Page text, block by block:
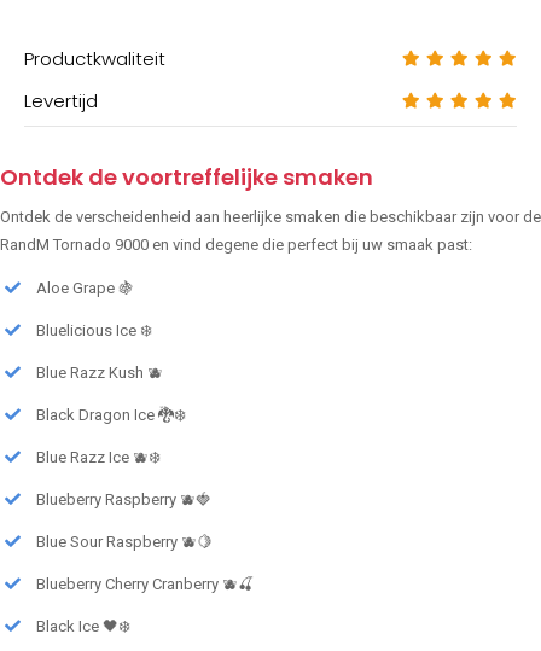
Productkwaliteit
Levertijd
Ontdek de voortreffelijke smaken
Ontdek de verscheidenheid aan heerlijke smaken die beschikbaar zijn voor de
RandM Tornado 9000 en vind degene die perfect bij uw smaak past:
Aloe Grape 🍇
Bluelicious Ice ❄️
Blue Razz Kush 🫐
Black Dragon Ice 🐉❄️
Blue Razz Ice 🫐❄️
Blueberry Raspberry 🫐🍓
Blue Sour Raspberry 🫐🍋
Blueberry Cherry Cranberry 🫐🍒
Black Ice 🖤❄️